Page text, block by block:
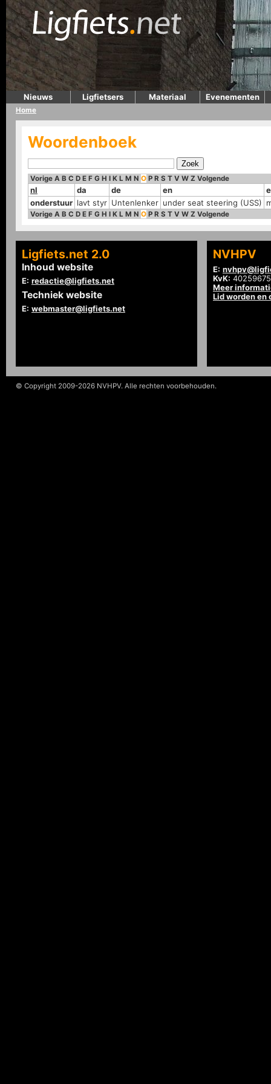
Nieuws Ligfietsers Materiaal Evenementen
Home
Woordenboek
Vorige A B C D E F G H I K L M N O P R S T V W Z Volgende
nl da de en
onderstuur lavt styr Untenlenker under seat steering (USS)
Vorige A B C D E F G H I K L M N O P R S T V W Z Volgende
Ligfiets.net 2.0
Inhoud website
E: redactie@ligfiets.net
Techniek website
E: webmaster@ligfiets.net
NVHPV
E:
KvK: 40259675
Meer
Lid worden en
© Copyright 2009-2026 NVHPV. Alle rechten voorbehouden.